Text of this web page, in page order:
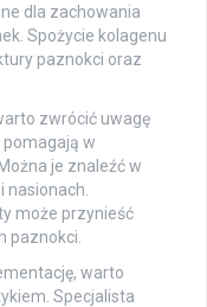
dla zachowania
Spożycie kolagenu
paznokci oraz
zwrócić uwagę
pomagają w
je znaleźć w
może przynieść
paznokci.
warto
Specjalista